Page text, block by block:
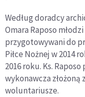
Według doradcy
Omara Raposo
przygotowywani do
Piłce Nożnej w 2014
2016 roku. Ks.
wykonawcza złożoną
woluntariusze.